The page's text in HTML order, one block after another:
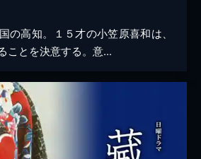
の高知。１５才の小笠原喜和は、
ことを決意する。意...